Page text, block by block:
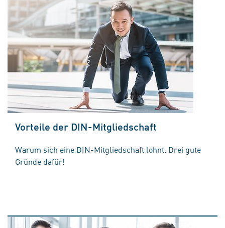
Vorteile der DIN-Mitgliedschaft
Warum sich eine DIN-Mitgliedschaft lohnt. Drei gute
Gründe dafür!